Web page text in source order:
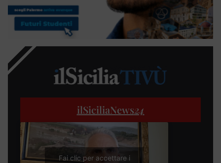
ilSiciliaNews24
Fai clic per accettare i